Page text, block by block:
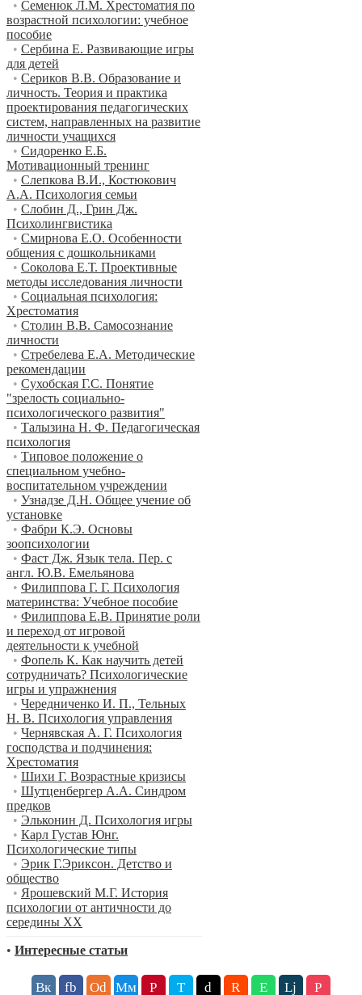
• Семенюк Л.М. Хрестоматия по
возрастной психологии: учебное
пособие
• Сербина Е. Развивающие игры
для детей
• Сериков В.В. Образование и
личность. Теория и практика
проектирования педагогических
систем, направленных на развитие
личности учащихся
• Сидоренко Е.Б.
Мотивационный тренинг
• Слепкова В.И., Костюкович
А.А. Психология семьи
• Слобин Д., Грин Дж.
Психолингвистика
• Смирнова Е.О. Особенности
общения с дошкольниками
• Соколова Е.Т. Проективные
методы исследования личности
• Социальная психология:
Хрестоматия
• Столин В.В. Самосознание
личности
• Стребелева Е.А. Методические
рекомендации
• Сухобская Г.С. Понятие
"зрелость социально-
психологического развития"
• Талызина Н. Ф. Педагогическая
психология
• Типовое положение о
специальном учебно-
воспитательном учреждении
• Узнадзе Д.Н. Общее учение об
установке
• Фабри К.Э. Основы
зоопсихологии
• Фаст Дж. Язык тела. Пер. с
англ. Ю.В. Емельянова
• Филиппова Г. Г. Психология
материнства: Учебное пособие
• Филиппова Е.В. Принятие роли
и переход от игровой
деятельности к учебной
• Фопель К. Как научить детей
сотрудничать? Психологические
игры и упражнения
• Чередниченко И. П., Тельных
Н. В. Психология управления
• Чернявская А. Г. Психология
господства и подчинения:
Хрестоматия
• Шихи Г. Возрастные кризисы
• Шутценбергер А.А. Синдром
предков
• Эльконин Д. Психология игры
• Карл Густав Юнг.
Психологические типы
• Эрик Г.Эриксон. Детство и
общество
• Ярошевский М.Г. История
психологии от античности до
середины XX
• Интересные статьи
Вк fb Оd Мм P T d R E Lj P